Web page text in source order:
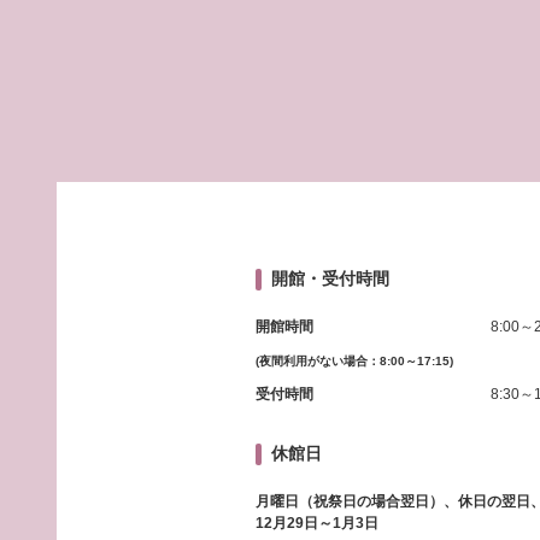
開館・受付時間
開館時間 8:00～
(夜間利用がない場合：8:00～17:15)
受付時間 8:30～
休館日
月曜日（祝祭日の場合翌日）、休日の翌日
12月29日～1月3日